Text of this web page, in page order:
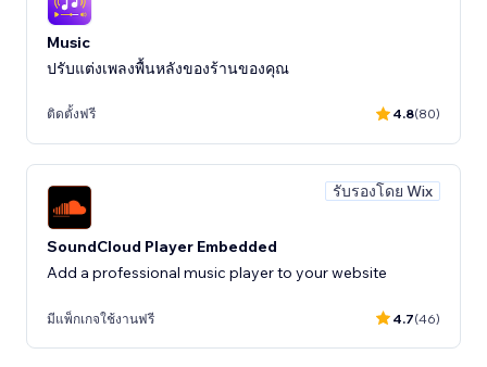
Music
ปรับแต่งเพลงพื้นหลังของร้านของคุณ
ติดตั้งฟรี 4.8(80)
รับรองโดย Wix
SoundCloud Player Embedded
Add a professional music player to your website
มีแพ็กเกจใช้งานฟรี 4.7(46)